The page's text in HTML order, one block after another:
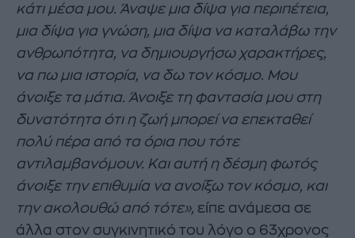
κάτι μέσα μου. Άναψε μια δίψα για περιπέτεια,
μια δίψα για γνώση, μια δίψα να καταλάβω την
ανθρωπότητα, να δημιουργήσω χαρακτήρες,
να πω μια ιστορία, να δω τον κόσμο. Μου
άνοιξε τα μάτια. Άνοιξε τη φαντασία μου στη
δυνατότητα ότι η ζωή μπορεί να επεκταθεί
πολύ πέρα από τα όρια που τότε
αντιλαμβανόμουν. Και αυτή η δέσμη φωτός
άνοιξε την επιθυμία να ανοίξω τον κόσμο, και
την ακολουθώ από τότε», είπε ανάμεσα σε
άλλα στον συγκινητικό του λόγο ο 63χρονος